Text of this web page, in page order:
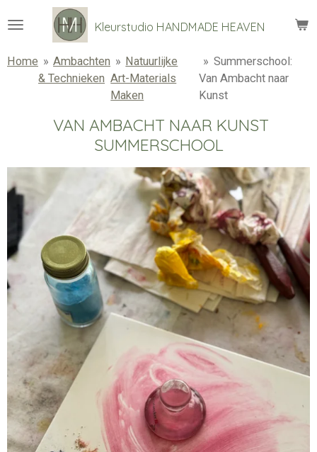
direct
de
hoofdinhoud
Kleurstudio HANDMADE HEAVEN
Home » Ambachten
& Technieken
» Natuurlijke
Art-Materials
Maken
» Summerschool:
Van Ambacht naar
Kunst
VAN AMBACHT NAAR KUNST
SUMMERSCHOOL